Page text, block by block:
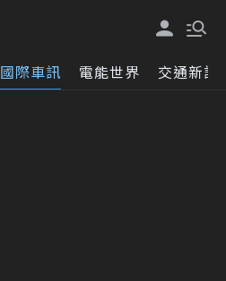
國際車訊 電能世界 交通新訊